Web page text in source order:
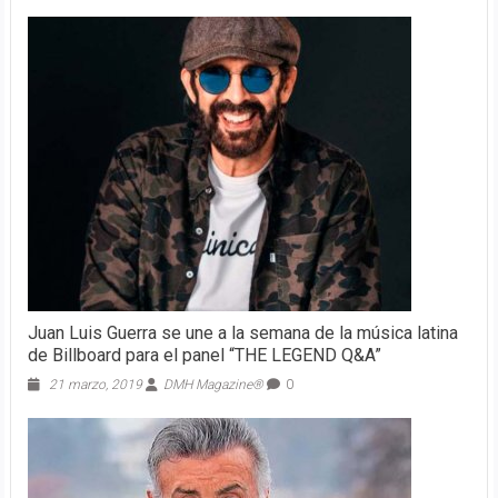
Juan Luis Guerra se une a la semana de la música latina
de Billboard para el panel “THE LEGEND Q&A”
21 marzo, 2019 DMH Magazine® 0